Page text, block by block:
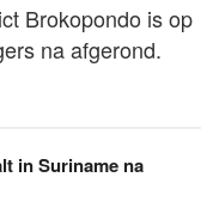
Brokopondo is op
na afgerond.
in Suriname na